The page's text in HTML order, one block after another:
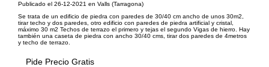
Publicado el 26-12-2021 en Valls (Tarragona)
Se trata de un edificio de piedra con paredes de 30/40 cm ancho de unos 30m2,
tirar techo y dos paredes, otro edificio con paredes de piedra artificial y cristal,
máximo 30 m2 Techos de terrazo el primero y tejas el segundo Vigas de hierro. Hay
también una caseta de piedra con ancho 30/40 cms, tirar dos paredes de 4metros
y techo de terrazo.
Pide Precio Gratis